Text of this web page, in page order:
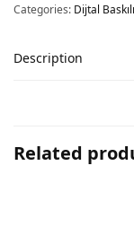
Categories: Dijtal
Description
Related